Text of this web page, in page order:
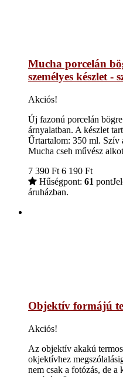
Mucha porcelán
személyes készlet -
Akciós!
Új fazonú porcelán
árnyalatban. A készlet
Űrtartalom: 350 ml. Szív
Mucha cseh művész
7 390 Ft 6 190 Ft
Hűségpont: 61 pont
áruházban.
Objektív formájú
Akciós!
Az objektív akakú
okjektívhez
nem csak a fotózás, de a